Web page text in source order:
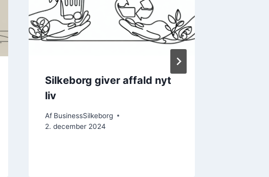
Silkeborg giver affald nyt
liv
Af BusinessSilkeborg
2. december 2024